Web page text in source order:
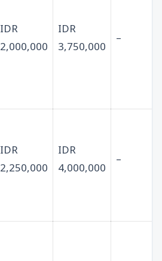
IDR
2,000,000
IDR
3,750,000
–
IDR
2,250,000
IDR
4,000,000
–